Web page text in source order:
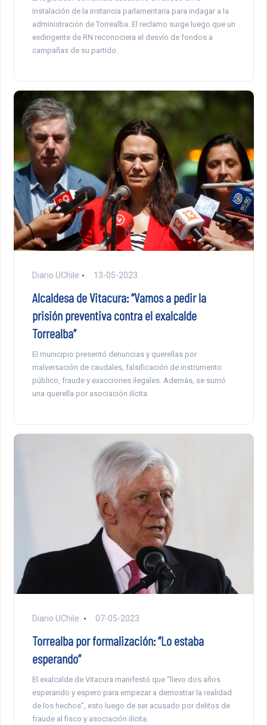
instalación de la instancia parlamentaria para indagar a la
administración de Torrealba. El reclamo surge luego que un
exdirigente de RN reconociera el desvío de fondos a
campañas de su partido.
Diario UChile 13-05-2023
Alcaldesa de Vitacura: “Vamos a pedir la
prisión preventiva contra el exalcalde
Torrealba”
El municipio presentó denuncias y querellas por
malversación de caudales, falsificación de instrumento
público, fraude y exacciones ilegales. Además, se sumó
una querella por asociación ilícita.
Diario UChile 07-05-2023
Torrealba por formalización: “Lo estaba
esperando”
El exalcalde de Vitacura manifestó que “llevo dos años
esperando y espero para empezar a demostrar la realidad
de los hechos”, esto luego de ser acusado por delitos de
fraude al fisco y asociación ilícita.